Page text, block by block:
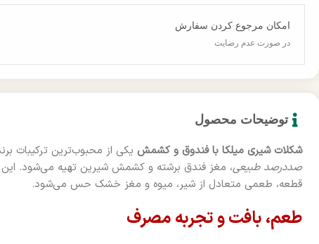
امکان مرجوع کردن سفارش
در صورت عدم رضایت
توضیحات محصول
شکلات شیری میلکا با فندوق و کشمش یکی از محبوب‌ترین ترکیبات
صددرصد طبیعی، مغز فندق برشته و کشمش شیرین تهیه می‌شود. این
قطعه، طعمی متعادل از شیر، میوه و مغز خشک حس می‌شود.
طعم، بافت و تجربه مصرف